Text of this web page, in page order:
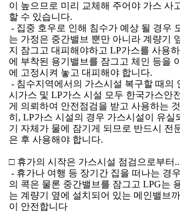
이 높으므로 미리 교체해 주어야 가스 사
할 수 있습니다.
- 집중 호우로 인해 침수가 예상 될 경우
는 가정은 중간밸브 뿐만 아니라 계량기
지 잠그고 대피해야하고 LP가스를 사용하
에 부착된 용기밸브를 잠그고 체인 등을
에 고정시켜 놓고 대피해야 합니다.
- 침수지역에서의 가스시설 복구할 때의
시가스 및 LP가스 시설 모두 한국가스안
게 의뢰하여 안전점검을 받고 사용하는
히, LP가스 시설의 경우 가스시설이 유실
기 자체가 물에 잠기게 되므로 반드시 전
은 후 사용해야 합니다.
□ 휴가의 시작은 가스시설 점검으로부터..
- 휴가나 여행 등 장기간 집을 떠나는 경
의 콕은 물론 중간밸브를 잠그고 LPG는
는 계량기 옆에 설치되어 있는 메인밸브
이 안전합니다